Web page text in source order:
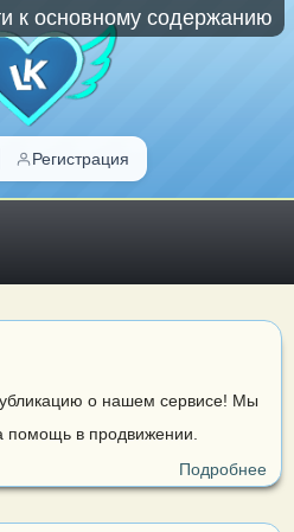
к основному содержанию
Регистрация
о нашем сервисе! Мы
помощь в продвижении.
Подробнее